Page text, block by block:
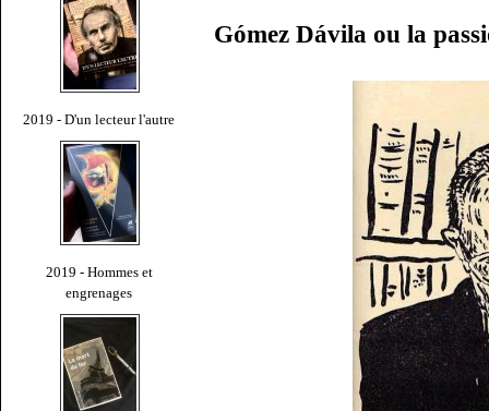
2019 - D'un lecteur l'autre
2019 - Hommes et
engrenages
Gómez Dávila ou la